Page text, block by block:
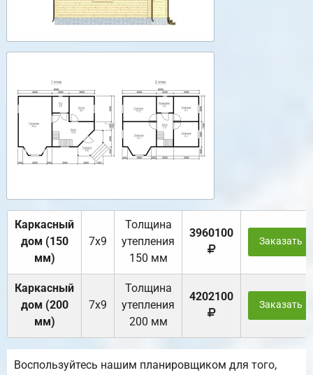
Каркасный
дом (150
мм)
7х9
Толщина
утепления
150 мм
3960100
Заказать
Каркасный
дом (200
мм)
7х9
Толщина
утепления
200 мм
4202100
Заказать
Воспользуйтесь нашим планировщиком для того,